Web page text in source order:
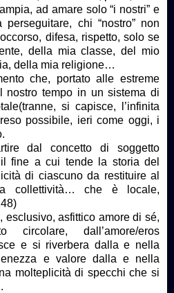
ad amare solo “i nostri” e
chi “nostro” non
difesa, rispetto, solo se
della mia classe, del mio
della mia religione…
che, portato alle estreme
nostro tempo in un sistema di
si capisce, l’infinita
possibile, ieri come oggi, i
dal concetto di soggetto
fine a cui tende la storia del
di ciascuno da restituire al
collettività… che è locale,
esclusivo, asfittico amore di sé,
circolare, dall’amore/eros
e si riverbera dalla e nella
e valore dalla e nella
molteplicità di specchi che si